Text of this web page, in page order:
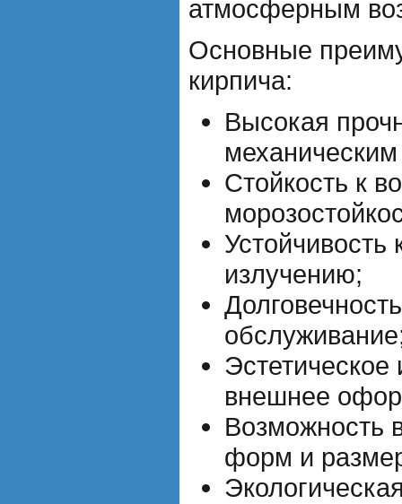
атмосферным
Основные
кирпича:
Высокая
Стойкость к
Устойчивость
излучению;
Эстетическое
внешнее
Возможность
форм и